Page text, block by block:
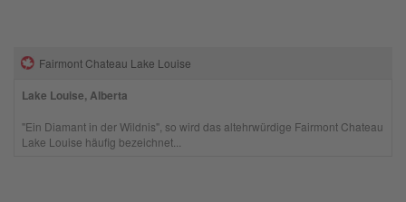
Fairmont Chateau Lake Louise
Lake Louise, Alberta
"Ein Diamant in der Wildnis", so wird das altehrwürdige Fairmont Chateau
Lake Louise häufig bezeichnet...